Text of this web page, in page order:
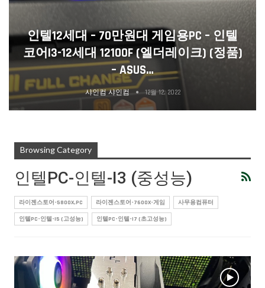
인텔12세대 – 70만원대 게임용PC – 인텔
코어i3-12세대 12100F (엘더레이크) (정품)
– ASUS…
샤인컴 샤인컴 12월 12, 2022
Browsing Category
인텔PC-인텔-I3 (중성능)
라이젠스토어-5800X,PC 라이젠스토어-7600X-게임 사무용컴퓨터
인텔PC-인텔-I5 (고성능) 인텔PC-인텔-I7 (초고성능)